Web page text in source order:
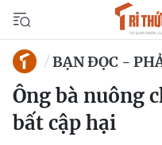
BẠN ĐỌC -
Ông bà nuông
bất cập hại